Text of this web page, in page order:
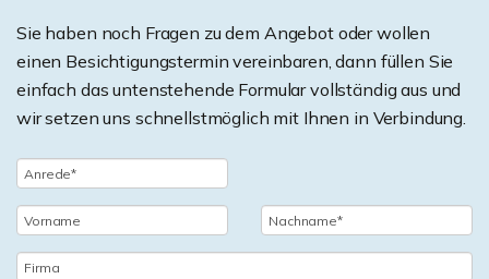
Sie haben noch Fragen zu dem Angebot oder wollen
einen Besichtigungstermin vereinbaren, dann füllen Sie
einfach das untenstehende Formular vollständig aus und
wir setzen uns schnellstmöglich mit Ihnen in Verbindung.